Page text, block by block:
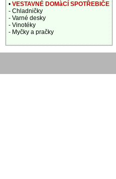
• VESTAVNÉ DOMàCÍ SPOTŘEBIČE
- Chladničky
- Varné desky
- Vinotéky
- Myčky a pračky